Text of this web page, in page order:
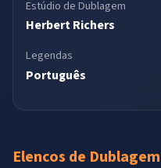
Estúdio de Dublagem
Herbert Richers
Legendas
Português
Elencos de Dublagem